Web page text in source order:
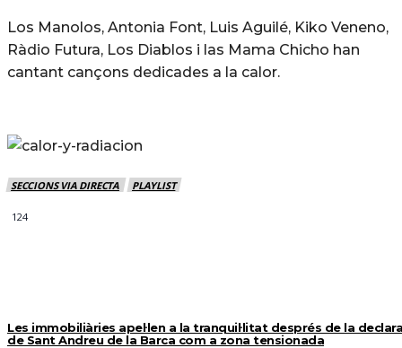
Los Manolos, Antonia Font, Luis Aguilé, Kiko Veneno,
Ràdio Futura, Los Diablos i las Mama Chicho han
cantant cançons dedicades a la calor.
SECCIONS VIA DIRECTA PLAYLIST
124
Les immobiliàries apel·len a la tranquil·litat després de la
de Sant Andreu de la Barca com a zona tensionada